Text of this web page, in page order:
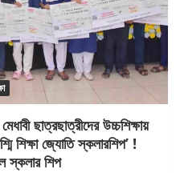
ছাত্রছাত্রীদের উচ্চশিক্ষায়
শিক্ষা জ্যোতি স্কলারশিপ’ !
স্কলার শিপ